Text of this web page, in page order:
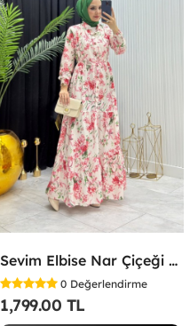
Sevim Elbise Nar Çiçeği Nar Çiçeği
0 Değerlendirme
1,799.00 TL